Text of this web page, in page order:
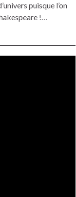
puisque l’on
!…